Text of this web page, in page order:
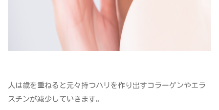
人は歳を重ねると元々持つハリを作り出すコラーゲンやエラ
スチンが減少していきます。